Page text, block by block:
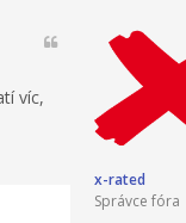
x-rated
Správce fóra
víc,